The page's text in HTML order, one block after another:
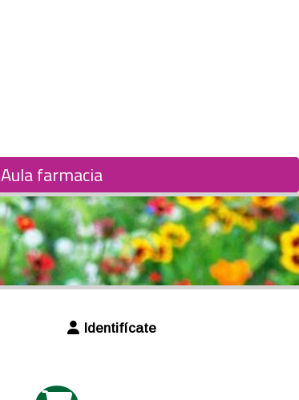
Aula farmacia
Identifícate